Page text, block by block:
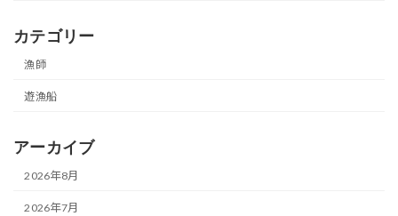
カテゴリー
漁師
遊漁船
アーカイブ
2026年8月
2026年7月